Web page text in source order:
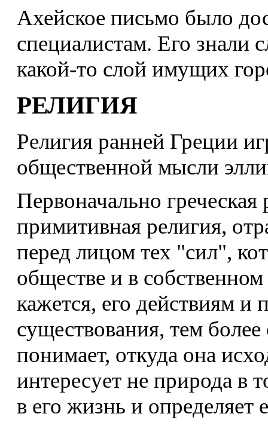
Ахейское письмо было
специалистам. Его знали
какой-то слой имущих
РЕЛИГИЯ
Религия ранней Греции
общественной мысли
Первоначально греческая
примитивная религия,
перед лицом тех "сил",
обществе и в
кажется, его действиям и
существования, тем
понимает, откуда она
интересует не природа в
в его жизнь и определяет